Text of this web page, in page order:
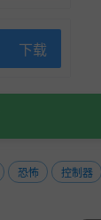
下载
恐怖
控制器